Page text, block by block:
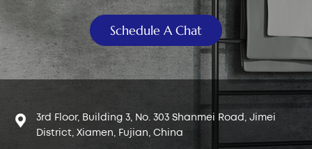
مخفية صمامات تعمل بكابل مزدوج التدفق، والتي تدعم التركيب
عن طريق الزر إما في الجزء العلوي أو الجانبي من الخزان عند
اختيار بديل أو ترقية المرحاض الحالي، تأكد من التحقق من أبعاد
الخزان وحجم فتحة الزر وارتفاع الصمام لضمان التوافق. الخلاصة:
ميزة صغيرة ذات تأثير كبير ال زر تدفق المرحاض المزدوج قد يبدو
هذا تفصيلاً بسيطاً في الحمام، لكنه يعكس تحولاً أوسع نحو الكفاءة
والاستدامة في التصميم الحديث. فهو لا يُحسّن تجربة المستخدم
فحسب، بل يُساعد أيضاً في الحفاظ على الموارد الثمينة يومياً.
سواء كنت تقوم بتجديد حمام أو تبحث عن استبدال سريع لزر
Schedule A Chat
3rd Floor, Building 3, No. 303 Shanmei Road, Jimei
District, Xiamen, Fujian, China